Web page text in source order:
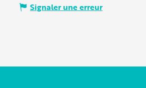
Signaler une erreur